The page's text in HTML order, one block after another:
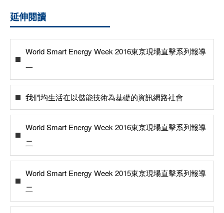
延伸閱讀
World Smart Energy Week 2016東京現場直擊系列報導
一
我們均生活在以儲能技術為基礎的資訊網路社會
World Smart Energy Week 2016東京現場直擊系列報導
二
World Smart Energy Week 2015東京現場直擊系列報導
二